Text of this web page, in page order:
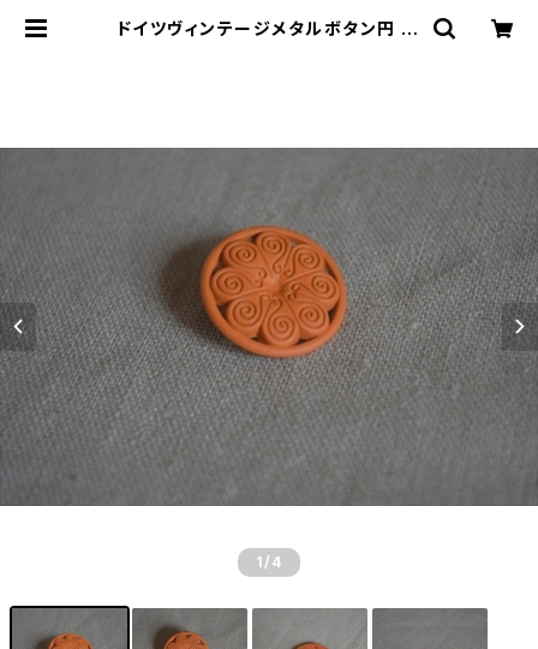
ドイツヴィンテージメタルボタン円 | l
1 /4